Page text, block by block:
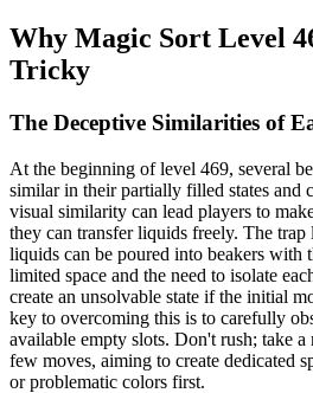
Why Magic Sort Level
Tricky
The Deceptive Similarities of
At the beginning of level 469, several
similar in their partially filled states and
visual similarity can lead players to
they can transfer liquids freely. The
liquids can be poured into beakers with
limited space and the need to isolate
create an unsolvable state if the initial
key to overcoming this is to carefully
available empty slots. Don't rush; take
few moves, aiming to create dedicated
or problematic colors first.